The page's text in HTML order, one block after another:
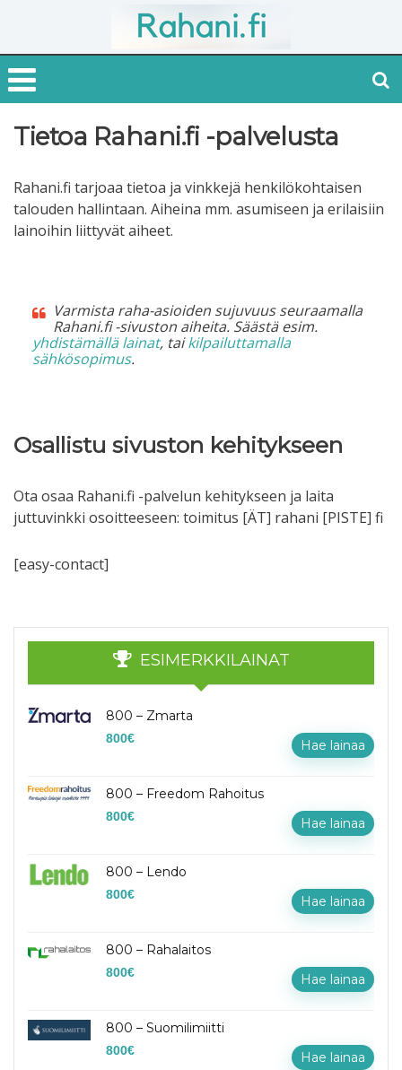
Tietoa Rahani.fi -palvelusta
Rahani.fi tarjoaa tietoa ja vinkkejä henkilökohtaisen
talouden hallintaan. Aiheina mm. asumiseen ja erilaisiin
lainoihin liittyvät aiheet.
Varmista raha-asioiden sujuvuus seuraamalla
Rahani.fi -sivuston aiheita. Säästä esim.
yhdistämällä lainat, taikilpailuttamalla
sähkösopimus.
Osallistu sivuston kehitykseen
Ota osaa Rahani.fi -palvelun kehitykseen ja laita
juttuvinkki osoitteeseen: toimitus [ÄT] rahani [PISTE] fi
[easy-contact]
ESIMERKKILAINAT
800 – Zmarta
800€ Hae lainaa
800 – Freedom Rahoitus
800€ Hae lainaa
800 – Lendo
800€ Hae lainaa
800 – Rahalaitos
800€ Hae lainaa
800 – Suomilimiitti
800€ Hae lainaa